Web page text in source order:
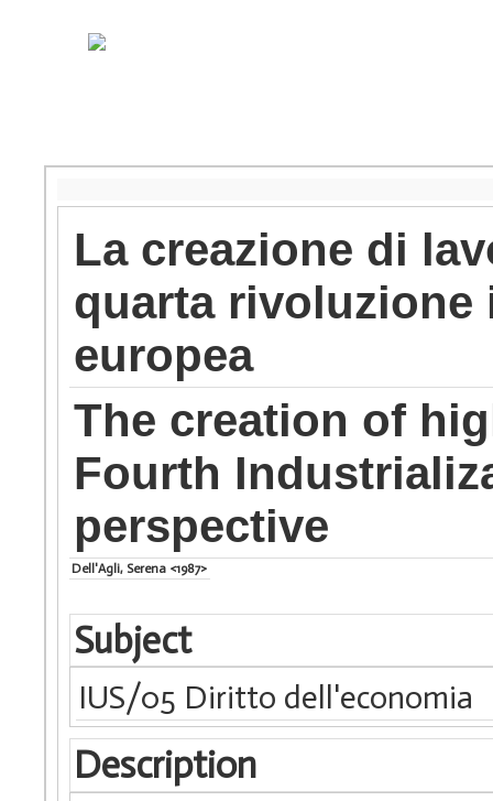
La creazione di
quarta
europea
The creation of
Fourth
perspective
Dell'Agli, Serena <1987>
Subject
IUS/05 Diritto dell'economia
Description